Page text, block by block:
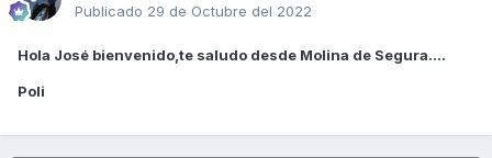
Publicado 29 de Octubre del 2022
Hola José bienvenido,te saludo desde Molina de Segura....
Poli